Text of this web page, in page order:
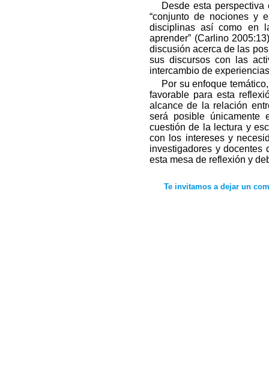
Desde esta
“conjunto de nociones y
disciplinas así como en
aprender” (Carlino
discusión acerca de las
sus discursos con las
intercambio de
Por su enfoque
favorable para esta
alcance de la relación
será posible únicamente
cuestión de la lectura y
con los intereses y
investigadores y docentes
esta mesa de reflexión y
Te invitamos a dejar un